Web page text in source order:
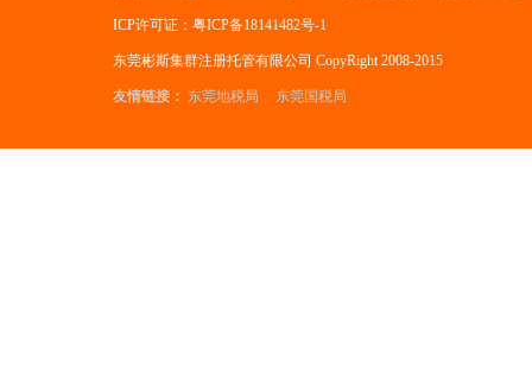
ICP许可证：粤ICP备18141482号-1
东莞彬斯集群注册托管有限公司 CopyRight 2008-2015
友情链接： 东莞地税局 东莞国税局